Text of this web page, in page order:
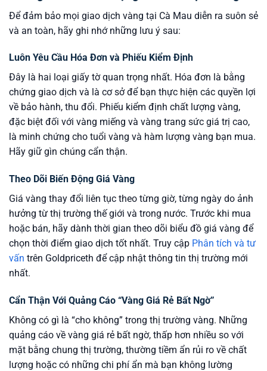
Để đảm bảo mọi giao dịch vàng tại Cà Mau diễn ra suôn sẻ
và an toàn, hãy ghi nhớ những lưu ý sau:
Luôn Yêu Cầu Hóa Đơn và Phiếu Kiểm Định
Đây là hai loại giấy tờ quan trọng nhất. Hóa đơn là bằng
chứng giao dịch và là cơ sở để bạn thực hiện các quyền lợi
về bảo hành, thu đổi. Phiếu kiểm định chất lượng vàng,
đặc biệt đối với vàng miếng và vàng trang sức giá trị cao,
là minh chứng cho tuổi vàng và hàm lượng vàng bạn mua.
Hãy giữ gìn chúng cẩn thận.
Theo Dõi Biến Động Giá Vàng
Giá vàng thay đổi liên tục theo từng giờ, từng ngày do ảnh
hưởng từ thị trường thế giới và trong nước. Trước khi mua
hoặc bán, hãy dành thời gian theo dõi biểu đồ giá vàng để
chọn thời điểm giao dịch tốt nhất. Truy cập Phân tích và tư
vấn trên Goldpriceth để cập nhật thông tin thị trường mới
nhất.
Cẩn Thận Với Quảng Cáo “Vàng Giá Rẻ Bất Ngờ”
Không có gì là “cho không” trong thị trường vàng. Những
quảng cáo về vàng giá rẻ bất ngờ, thấp hơn nhiều so với
mặt bằng chung thị trường, thường tiềm ẩn rủi ro về chất
lượng hoặc có những chi phí ẩn mà bạn không lường